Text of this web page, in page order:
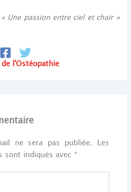
Une passion entre ciel et chair »
l'Ostéopathie
ne sera pas publiée. Les
sont indiqués avec *